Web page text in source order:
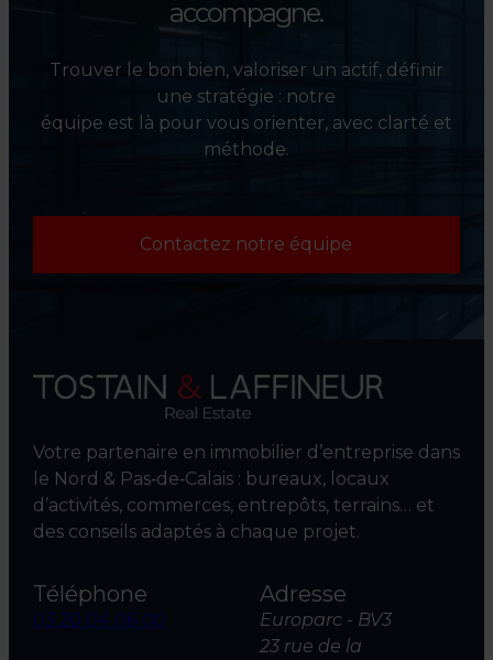
accompagne.
Trouver le bon bien, valoriser un actif, définir
une stratégie : notre
équipe est là pour vous orienter, avec clarté et
méthode.
Contactez notre équipe
Votre partenaire en immobilier d’entreprise dans
le Nord & Pas‑de‑Calais : bureaux, locaux
d’activités, commerces, entrepôts, terrains… et
des conseils adaptés à chaque projet.
Téléphone
03 20 04 06 00
Adresse
Europarc - BV3
23 rue de la